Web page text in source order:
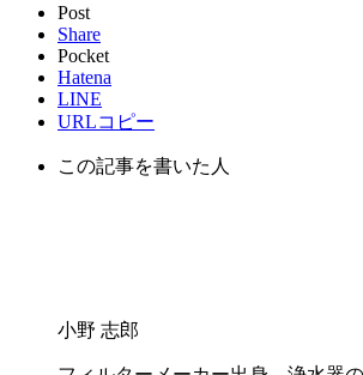
Post
Share
Pocket
Hatena
LINE
URLコピー
この記事を書いた人
小野 志郎